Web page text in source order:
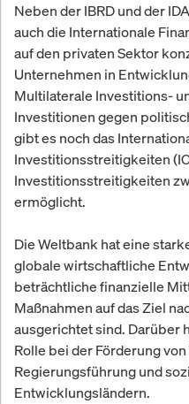
Neben der IBRD und der
auch die Internationale
auf den privaten Sektor
Unternehmen in
Multilaterale Investitions-
Investitionen gegen
gibt es noch das
Investitionsstreitigkeiten
Investitionsstreitigkeiten
ermöglicht.
Die Weltbank hat eine
globale wirtschaftliche
beträchtliche finanzielle
Maßnahmen auf das Ziel
ausgerichtet sind. Darüber
Rolle bei der Förderung
Regierungsführung und
Entwicklungsländern.